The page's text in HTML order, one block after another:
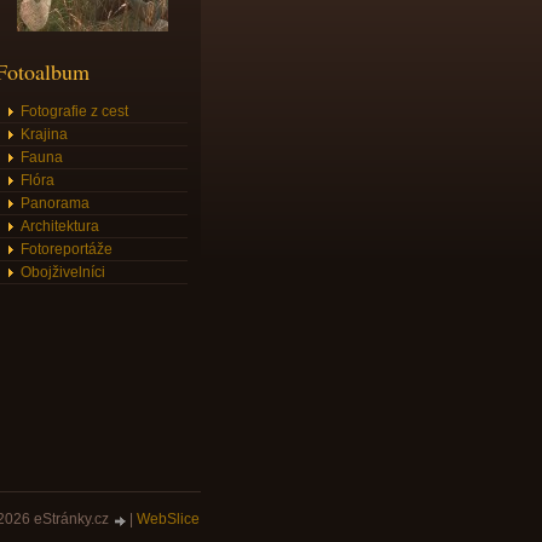
Fotografie z cest
Krajina
Fauna
Flóra
Panorama
Architektura
Fotoreportáže
Obojživelníci
eStránky.cz WebSlice